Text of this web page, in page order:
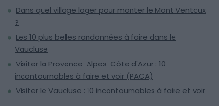
Dans quel village loger pour monter le Mont Ventoux
?
Les 10 plus belles randonnées à faire dans le
Vaucluse
Visiter la Provence-Alpes-Côte d'Azur : 10
incontournables à faire et voir (PACA)
Visiter le Vaucluse : 10 incontournables à faire et voir